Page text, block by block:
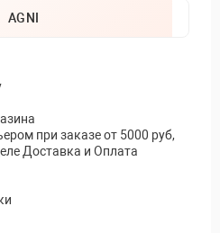
AGNI
при заказе от 5000 руб,
Доставка и Оплата